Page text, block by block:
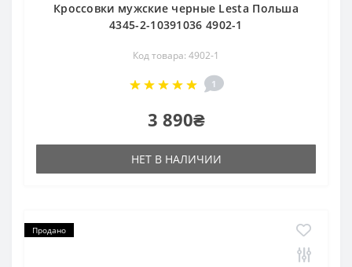
Кроссовки мужские черные Lesta Польша
4345-2-10391036 4902-1
Код товара: 4902-1
1
3 890₴
НЕТ В НАЛИЧИИ
Продано